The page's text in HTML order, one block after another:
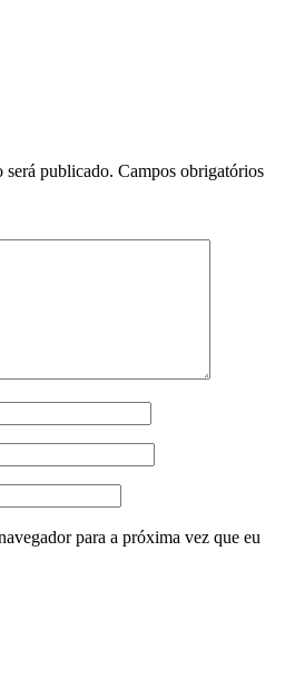
será publicado. Campos obrigatórios
para a próxima vez que eu